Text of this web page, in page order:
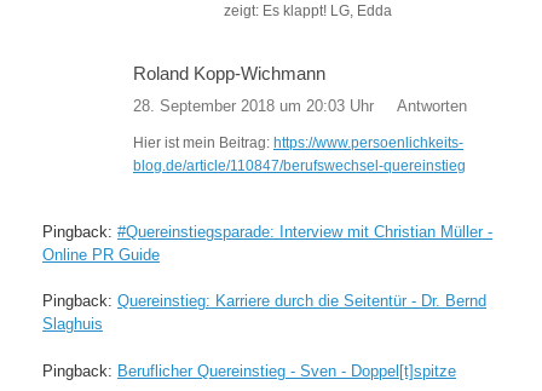
zeigt: Es klappt! LG, Edda
Roland Kopp-Wichmann
28. September 2018 um 20:03 Uhr Antworten
Hier ist mein Beitrag: https://www.persoenlichkeits-
blog.de/article/110847/berufswechsel-quereinstieg
Pingback: #Quereinstiegsparade: Interview mit Christian Müller -
Online PR Guide
Pingback: Quereinstieg: Karriere durch die Seitentür - Dr. Bernd
Slaghuis
Pingback: Beruflicher Quereinstieg - Sven - Doppel[t]spitze